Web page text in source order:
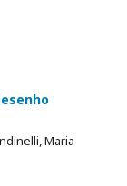
Maria